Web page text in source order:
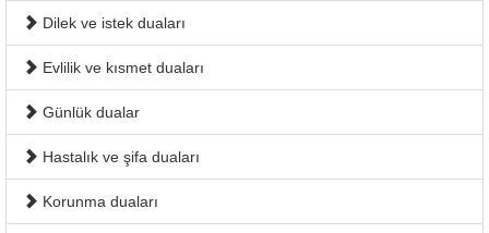
Dilek ve istek duaları
Evlilik ve kısmet duaları
Günlük dualar
Hastalık ve şifa duaları
Korunma duaları